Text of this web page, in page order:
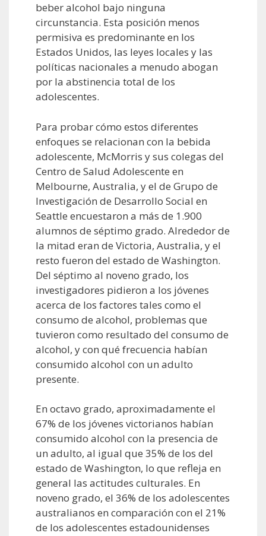
beber alcohol bajo ninguna
circunstancia. Esta posición menos
permisiva es predominante en los
Estados Unidos, las leyes locales y las
políticas nacionales a menudo abogan
por la abstinencia total de los
adolescentes.
Para probar cómo estos diferentes
enfoques se relacionan con la bebida
adolescente, McMorris y sus colegas del
Centro de Salud Adolescente en
Melbourne, Australia, y el de Grupo de
Investigación de Desarrollo Social en
Seattle encuestaron a más de 1.900
alumnos de séptimo grado. Alrededor de
la mitad eran de Victoria, Australia, y el
resto fueron del estado de Washington.
Del séptimo al noveno grado, los
investigadores pidieron a los jóvenes
acerca de los factores tales como el
consumo de alcohol, problemas que
tuvieron como resultado del consumo de
alcohol, y con qué frecuencia habían
consumido alcohol con un adulto
presente.
En octavo grado, aproximadamente el
67% de los jóvenes victorianos habían
consumido alcohol con la presencia de
un adulto, al igual que 35% de los del
estado de Washington, lo que refleja en
general las actitudes culturales. En
noveno grado, el 36% de los adolescentes
australianos en comparación con el 21%
de los adolescentes estadounidenses